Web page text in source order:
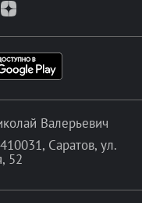
Валерьевич
Саратов, ул.
52